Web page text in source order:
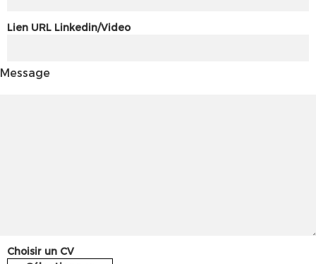
Lien URL Linkedin/Video
Message
Choisir un CV